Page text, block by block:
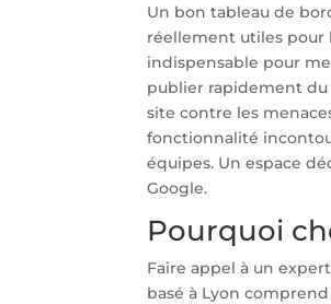
Un bon tableau de
réellement utiles pour
indispensable pour
publier rapidement du
site contre les
fonctionnalité
équipes. Un espace
Google.
Pourquoi
Faire appel à un
basé à Lyon